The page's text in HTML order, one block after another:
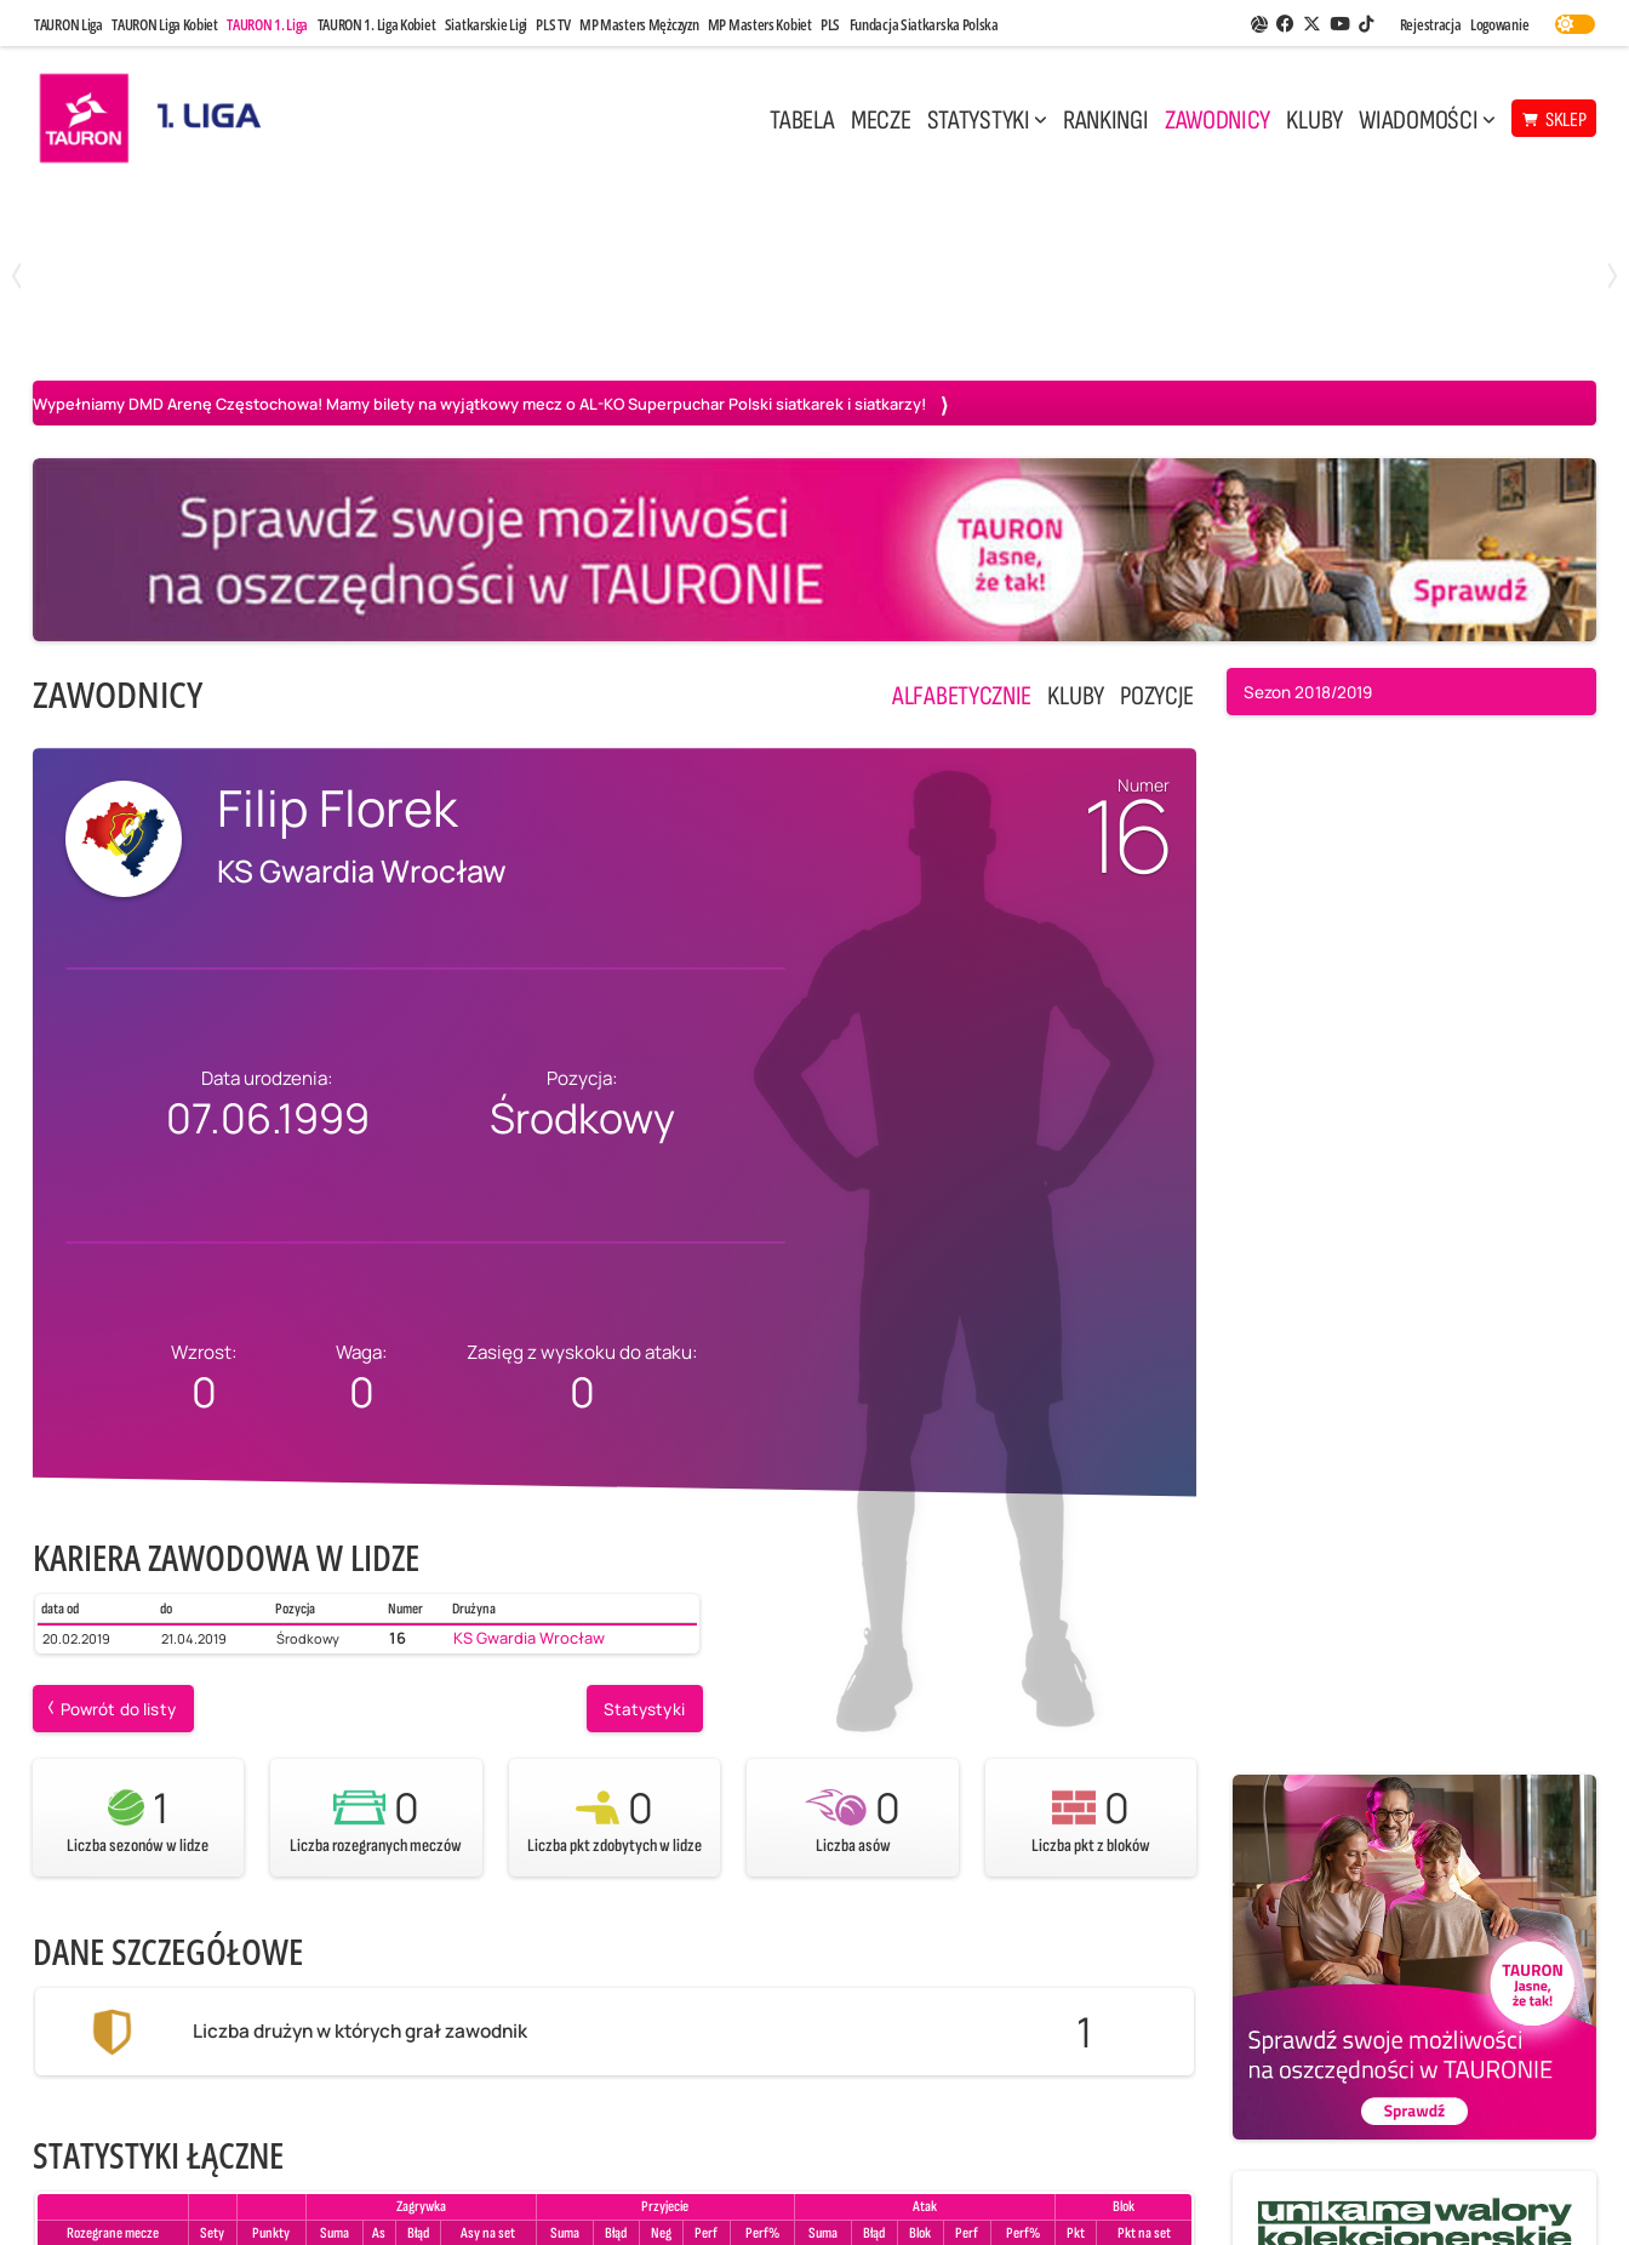
TAURON Liga TAURON Liga Kobiet TAURON 1. Liga TAURON 1. Liga Kobiet Siatkarskie Ligi PLS TV MP Masters Mężczyzn MP Masters Kobiet PLS Fundacja Siatkarska Polska Aplikacja Siatkarskie Ligi
Facebook
Twitter
Youtube
TikTok
Rejestracja Logowanie
TABELA MECZE STATYSTYKI RANKINGI ZAWODNICY KLUBY WIADOMOŚCI SKLEP
Wypełniamy DMD Arenę Częstochowa! Mamy bilety na wyjątkowy mecz o AL-KO Superpuchar Polski siatkarek i siatkarzy!
ZAWODNICY ALFABETYCZNIE KLUBY POZYCJE Sezon 2018/2019
Filip Florek
KS Gwardia Wrocław
Data urodzenia:
07.06.1999
Pozycja:
Środkowy
Wzrost:
0
Waga:
0
Zasięg z wyskoku do ataku:
0
KARIERA ZAWODOWA W LIDZE
data od do Pozycja Numer
Drużyna
20.02.2019
21.04.2019 Środkowy 16 KS Gwardia Wrocław
Powrót do listy Statystyki
Numer
16
1
Liczba sezonów w lidze
0
Liczba rozegranych meczów
0
Liczba pkt zdobytych w lidze
0
Liczba asów
0
Liczba pkt z bloków
DANE SZCZEGÓŁOWE
Liczba drużyn w których grał zawodnik 1
STATYSTYKI ŁĄCZNE
Zagrywka Przyjecie Atak
Blok
Rozegrane mecze
Sety Punkty Suma As Błąd Asy na set Suma Błąd Neg Perf Perf% Suma Błąd Blok Perf Perf% Pkt Pkt na set